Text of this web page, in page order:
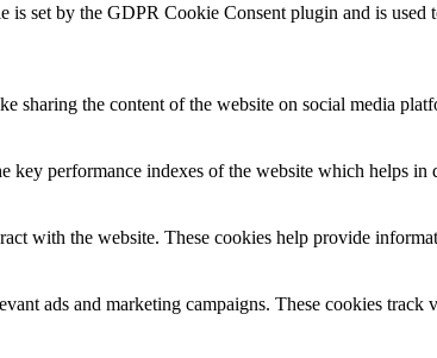
is set by the GDPR Cookie Consent plugin and is used
sharing the content of the website on social media
key performance indexes of the website which helps
with the website. These cookies help provide
ads and marketing campaigns. These cookies